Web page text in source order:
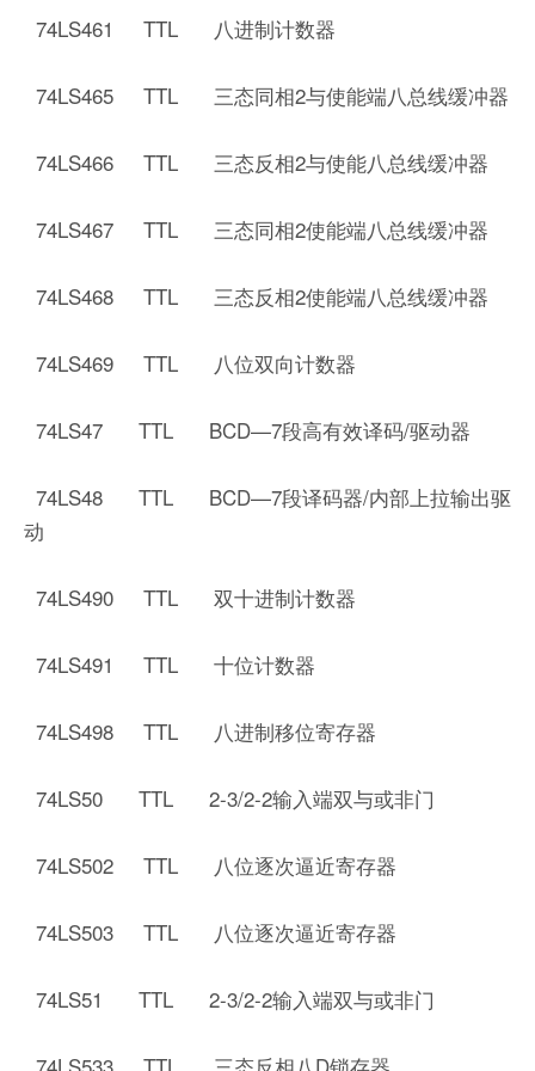
74LS461 TTL 八进制计数器
74LS465 TTL 三态同相2与使能端八总线缓冲器
74LS466 TTL 三态反相2与使能八总线缓冲器
74LS467 TTL 三态同相2使能端八总线缓冲器
74LS468 TTL 三态反相2使能端八总线缓冲器
74LS469 TTL 八位双向计数器
74LS47 TTL BCD—7段高有效译码/驱动器
74LS48 TTL BCD—7段译码器/内部上拉输出驱
动
74LS490 TTL 双十进制计数器
74LS491 TTL 十位计数器
74LS498 TTL 八进制移位寄存器
74LS50 TTL 2-3/2-2输入端双与或非门
74LS502 TTL 八位逐次逼近寄存器
74LS503 TTL 八位逐次逼近寄存器
74LS51 TTL 2-3/2-2输入端双与或非门